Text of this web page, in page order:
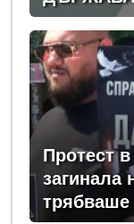
Протест
загинала
трябваше